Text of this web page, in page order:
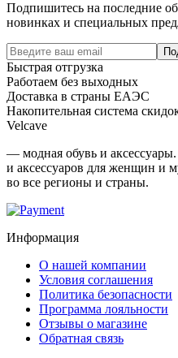
Подпишитесь на последние
новинках и специальных
Быстрая отгрузка
Работаем без выходных
Доставка в страны ЕАЭС
Накопительная система
Velcave
— модная обувь и
и аксессуаров для женщин и
во все регионы и страны.
Информация
О нашей компании
Условия соглашения
Политика безопасности
Программа лояльности
Отзывы о магазине
Обратная связь